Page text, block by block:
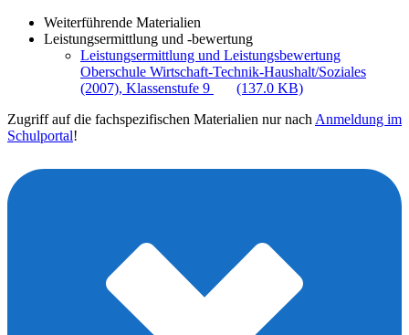
Weiterführende Materialien
Leistungsermittlung und -bewertung
Leistungsermittlung und Leistungsbewertung
Oberschule Wirtschaft-Technik-Haushalt/Soziales
(2007), Klassenstufe 9
(137.0 KB)
Zugriff auf die fachspezifischen Materialien nur nach Anmeldung im
Schulportal!